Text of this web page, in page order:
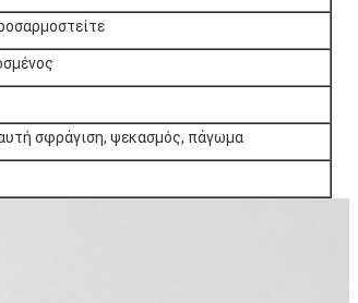
σφράγιση, ψεκασμός, πάγωμα